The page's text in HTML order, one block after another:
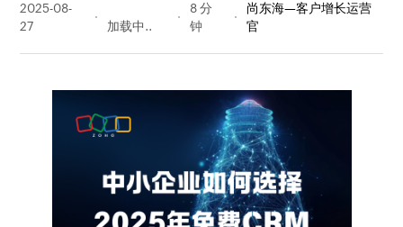
2025-08-
27
量
8 分
钟
尚东海—客户增长运营
官